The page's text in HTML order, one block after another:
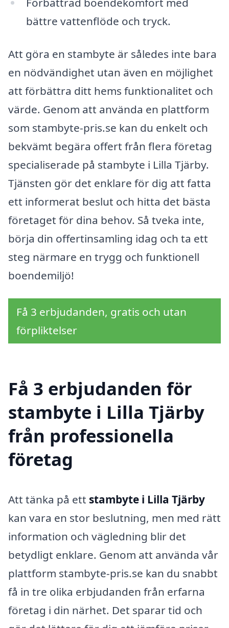
bättre vattenflöde och tryck.
Att göra en stambyte är således inte bara
en nödvändighet utan även en möjlighet
att förbättra ditt hems funktionalitet och
värde. Genom att använda en plattform
som stambyte-pris.se kan du enkelt och
bekvämt begära offert från flera företag
specialiserade på stambyte i Lilla Tjärby.
Tjänsten gör det enklare för dig att fatta
ett informerat beslut och hitta det bästa
företaget för dina behov. Så tveka inte,
börja din offertinsamling idag och ta ett
steg närmare en trygg och funktionell
boendemiljö!
Få 3 erbjudanden, gratis och utan
förpliktelser
Få 3 erbjudanden för
stambyte i Lilla Tjärby
från professionella
företag
Att tänka på ett stambyte i Lilla Tjärby
kan vara en stor beslutning, men med rätt
information och vägledning blir det
betydligt enklare. Genom att använda vår
plattform stambyte-pris.se kan du snabbt
få in tre olika erbjudanden från erfarna
företag i din närhet. Det sparar tid och